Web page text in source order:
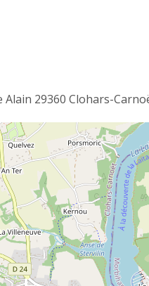
Alain 29360 Clohars-